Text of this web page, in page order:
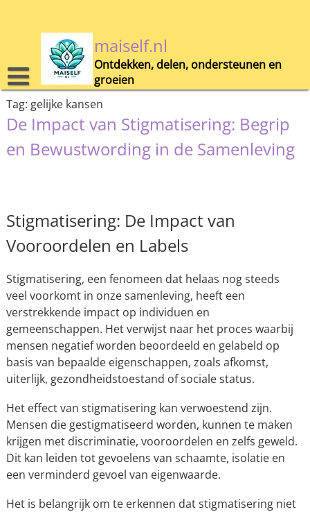
maiself.nl
Ontdekken, delen, ondersteunen en
groeien
Tag: gelijke kansen
De Impact van Stigmatisering: Begrip
en Bewustwording in de Samenleving
Stigmatisering: De Impact van
Vooroordelen en Labels
Stigmatisering, een fenomeen dat helaas nog steeds
veel voorkomt in onze samenleving, heeft een
verstrekkende impact op individuen en
gemeenschappen. Het verwijst naar het proces waarbij
mensen negatief worden beoordeeld en gelabeld op
basis van bepaalde eigenschappen, zoals afkomst,
uiterlijk, gezondheidstoestand of sociale status.
Het effect van stigmatisering kan verwoestend zijn.
Mensen die gestigmatiseerd worden, kunnen te maken
krijgen met discriminatie, vooroordelen en zelfs geweld.
Dit kan leiden tot gevoelens van schaamte, isolatie en
een verminderd gevoel van eigenwaarde.
Het is belangrijk om te erkennen dat stigmatisering niet